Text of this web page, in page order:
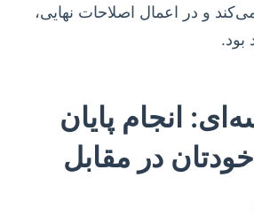
و در اعمال اصلاحات نهایی،
بود.
انجام پایان
در مقابل